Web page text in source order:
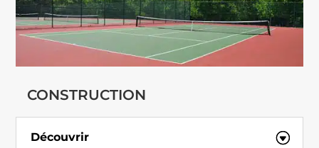
CONSTRUCTION
Découvrir